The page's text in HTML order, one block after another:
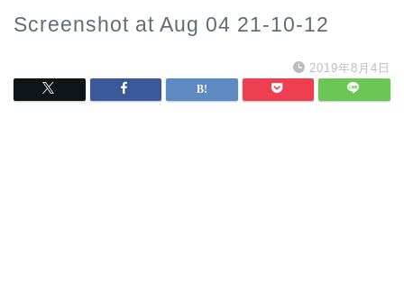
Screenshot at Aug 04 21-10-12
2019年8月4日